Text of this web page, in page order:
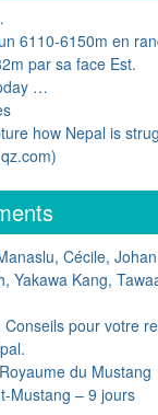
6110-6150m en
par sa face Est.
…
how Nepal is
Cécile,
Yakawa Kang,
Conseils pour votre
Royaume du Mustang
Mustang – 9 jours